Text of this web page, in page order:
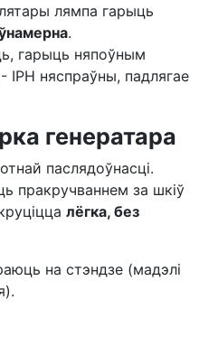
лямпа гарыць
.
гарыць няпоўным
ІРН няспраўны, падлягае
генератара
паслядоўнасці.
пракручваннем за шкіў
лёгка, без
на стэндзе (мадэлі